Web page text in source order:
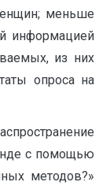
меньше
информацией
из них
опроса на
с помощью
методов?»